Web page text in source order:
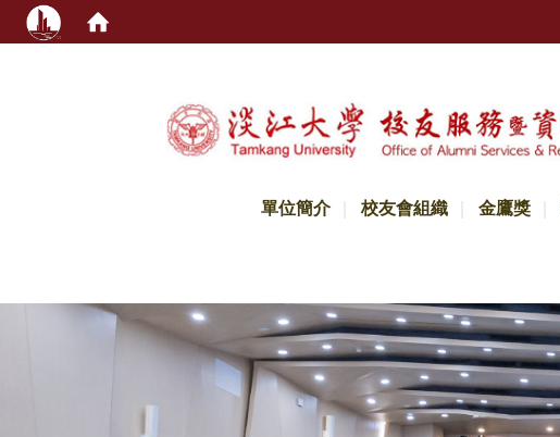
單位簡介 校友會組織 金鷹獎